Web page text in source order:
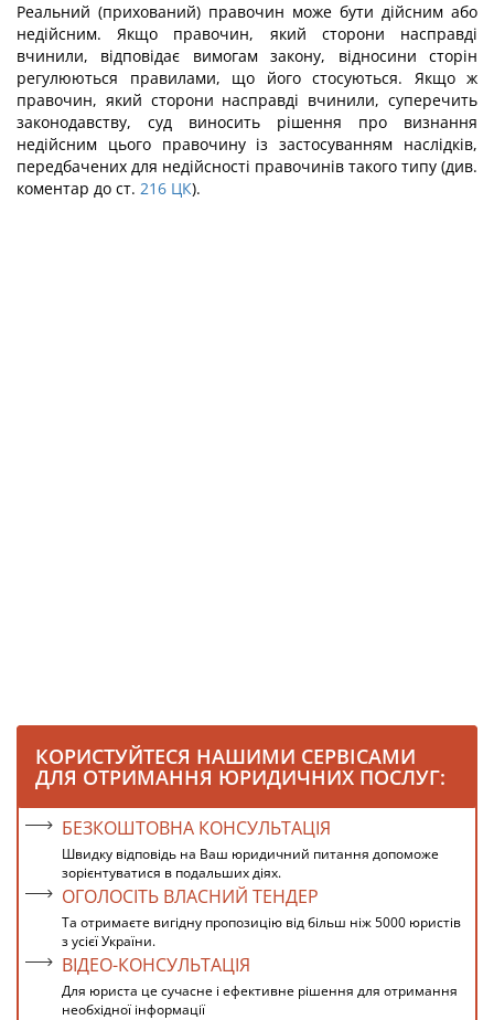
Реальний (прихований) правочин може бути дійсним або
недійсним. Якщо правочин, який сторони насправді
вчинили, відповідає вимогам закону, відносини сторін
регулюються правилами, що його стосуються. Якщо ж
правочин, який сторони насправді вчинили, суперечить
законодавству, суд виносить рішення про визнання
недійсним цього правочину із застосуванням наслідків,
передбачених для недійсності правочинів такого типу (див.
коментар до ст. 216 ЦК).
КОРИСТУЙТЕСЯ НАШИМИ СЕРВІСАМИ
ДЛЯ ОТРИМАННЯ ЮРИДИЧНИХ ПОСЛУГ:
БЕЗКОШТОВНА КОНСУЛЬТАЦІЯ
Швидку відповідь на Ваш юридичний питання допоможе
зорієнтуватися в подальших діях.
ОГОЛОСІТЬ ВЛАСНИЙ ТЕНДЕР
Та отримаєте вигідну пропозицію від більш ніж 5000 юристів
з усієї України.
ВІДЕО-КОНСУЛЬТАЦІЯ
Для юриста це сучасне і ефективне рішення для отримання
необхідної інформації